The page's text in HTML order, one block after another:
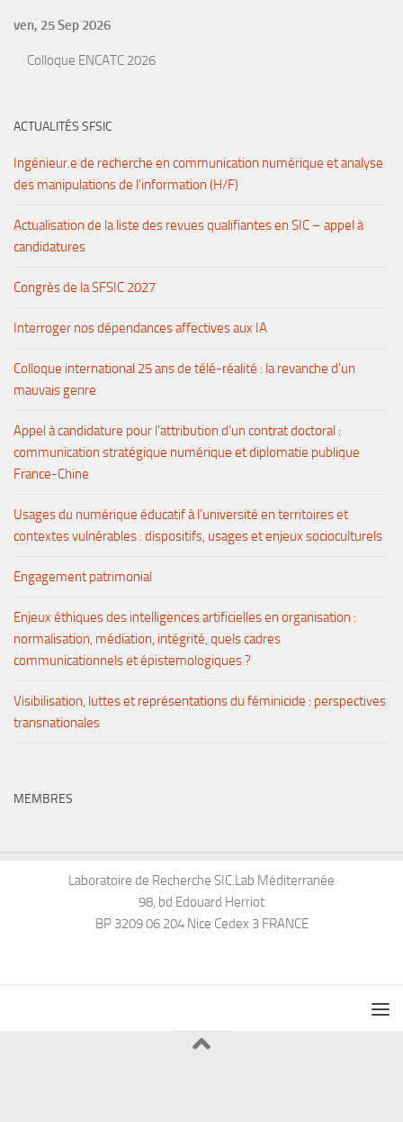
ven, 25 Sep 2026
Colloque ENCATC 2026
ACTUALITÉS SFSIC
Ingénieur.e de recherche en communication numérique et analyse
des manipulations de l’information (H/F)
Actualisation de la liste des revues qualifiantes en SIC – appel à
candidatures
Congrès de la SFSIC 2027
Interroger nos dépendances affectives aux IA
Colloque international 25 ans de télé-réalité : la revanche d’un
mauvais genre
Appel à candidature pour l’attribution d’un contrat doctoral :
communication stratégique numérique et diplomatie publique
France-Chine
Usages du numérique éducatif à l’université en territoires et
contextes vulnérables : dispositifs, usages et enjeux socioculturels
Engagement patrimonial
Enjeux éthiques des intelligences artificielles en organisation :
normalisation, médiation, intégrité, quels cadres
communicationnels et épistemologiques ?
Visibilisation, luttes et représentations du féminicide : perspectives
transnationales
MEMBRES
Laboratoire de Recherche SIC.Lab Méditerranée
98, bd Edouard Herriot
BP 3209 06 204 Nice Cedex 3 FRANCE